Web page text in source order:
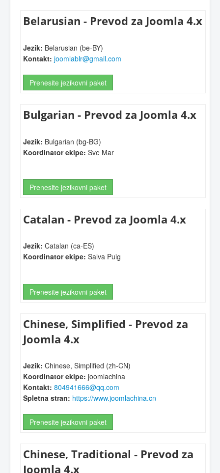
Belarusian - Prevod za Joomla 4.x
Jezik: Belarusian (be-BY)
Kontakt: joomlablr@gmail.com
Prenesite jezikovni paket
Bulgarian - Prevod za Joomla 4.x
Jezik: Bulgarian (bg-BG)
Koordinator ekipe: Sve Mar
Prenesite jezikovni paket
Catalan - Prevod za Joomla 4.x
Jezik: Catalan (ca-ES)
Koordinator ekipe: Salva Puig
Prenesite jezikovni paket
Chinese, Simplified - Prevod za
Joomla 4.x
Jezik: Chinese, Simplified (zh-CN)
Koordinator ekipe: joomlachina
Kontakt: 804941666@qq.com
Spletna stran: https://www.joomlachina.cn
Prenesite jezikovni paket
Chinese, Traditional - Prevod za
Joomla 4.x